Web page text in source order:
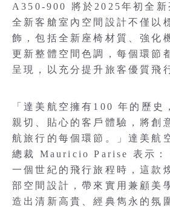
A350-900 將於2025年初全新
全新客艙室內空間設計不僅以
飾，包括全新座椅材質、強化
更新整體空間色調，每個環節
呈現，以充分提升旅客優質飛
「達美航空擁有100 年的歷史
親切、貼心的客戶體驗，將創
航旅行的每個環節。」達美航
總裁 Mauricio Parise 表示：
一個世紀的飛行旅程時，這款
部空間設計，帶來實用兼顧美
造出清新高貴、經典雋永的氛